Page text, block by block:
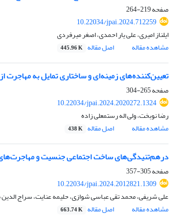
صفحه219-264
10.22034/jpai.2024.712259
ایلناز امیری، علی یار احمدی، اصغر میرفردی
مشاهده مقاله
اصل مقاله 445.96 K
تعیین‌کننده‌‌های زمینه‌ای و ساختاری تمایل به مهاجرت
صفحه265-304
10.22034/jpai.2024.2020272.1324
رضا نوبخت، ولی اله رستمعلی زاده
مشاهده مقاله
اصل مقاله 438 K
درهم‌تنیدگی‌های ساخت اجتماعی جنسیت و مهاجرت‌های
صفحه305-357
10.22034/jpai.2024.2012821.1309
علی شریفی، محمد تقی عباسی شوازی، حلیمه عنایت، سراج
مشاهده مقاله
اصل مقاله 663.74 K